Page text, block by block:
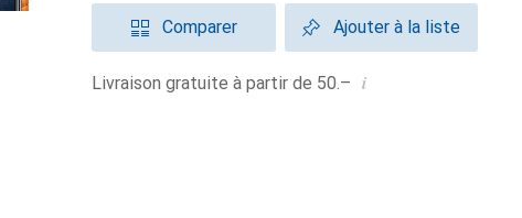
Comparer Ajouter à la liste
Livraison gratuite à partir de 50.– i